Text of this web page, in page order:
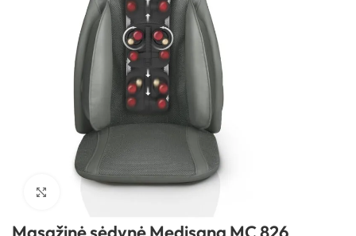
Spustelėkite, kad padidintumėte